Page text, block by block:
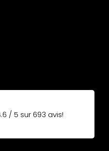
/ 5 sur693 avis!